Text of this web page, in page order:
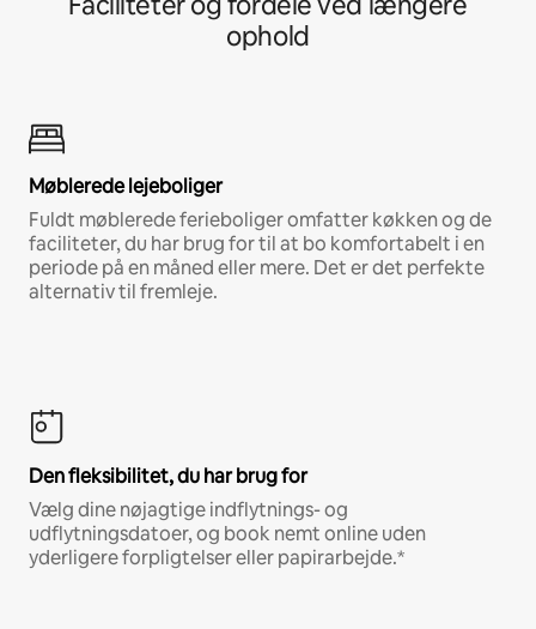
ophold
Møblerede lejeboliger
Fuldt møblerede ferieboliger omfatter køkken og de
faciliteter, du har brug for til at bo komfortabelt i en
periode på en måned eller mere. Det er det perfekte
alternativ til fremleje.
Den fleksibilitet, du har brug for
Vælg dine nøjagtige indflytnings- og
udflytningsdatoer, og book nemt online uden
yderligere forpligtelser eller papirarbejde.*